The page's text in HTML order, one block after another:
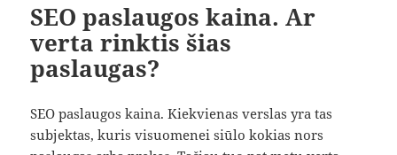
SEO paslaugos kaina. Ar
verta rinktis šias
paslaugas?
SEO paslaugos kaina. Kiekvienas verslas yra tas
subjektas, kuris visuomenei siūlo kokias nors